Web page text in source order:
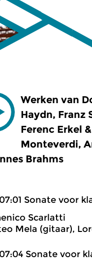
Werken van
Haydn, Franz
Ferenc Erkel
Monteverdi,
Brahms
07:01 Sonate voor
Scarlatti
Mela (gitaar),
07:04 Sonate voor